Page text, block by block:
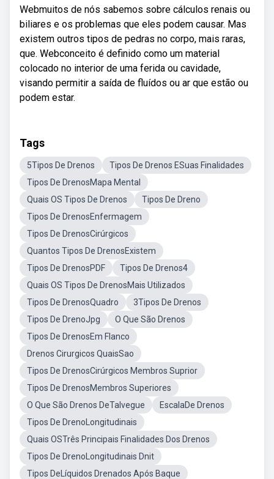
Webmuitos de nós sabemos sobre cálculos renais ou
biliares e os problemas que eles podem causar. Mas
existem outros tipos de pedras no corpo, mais raras,
que. Webconceito é definido como um material
colocado no interior de uma ferida ou cavidade,
visando permitir a saída de fluídos ou ar que estão ou
podem estar.
Tags
5Tipos De Drenos
Tipos De Drenos ESuas Finalidades
Tipos De DrenosMapa Mental
Quais OS Tipos De Drenos
Tipos De Dreno
Tipos De DrenosEnfermagem
Tipos De DrenosCirúrgicos
Quantos Tipos De DrenosExistem
Tipos De DrenosPDF
Tipos De Drenos4
Quais OS Tipos De DrenosMais Utilizados
Tipos De DrenosQuadro
3Tipos De Drenos
Tipos De DrenoJpg
O Que São Drenos
Tipos De DrenosEm Flanco
Drenos Cirurgicos QuaisSao
Tipos De DrenosCirúrgicos Membros Suprior
Tipos De DrenosMembros Superiores
O Que São Drenos DeTalvegue
EscalaDe Drenos
Tipos De DrenoLongitudinais
Quais OSTrês Principais Finalidades Dos Drenos
Tipos De DrenoLongitudinais Dnit
Tipos DeLíquidos Drenados Após Baque